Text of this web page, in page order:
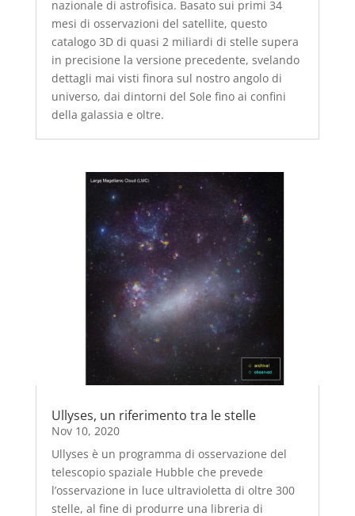
nazionale di astrofisica. Basato sui primi 34
mesi di osservazioni del satellite, questo
catalogo 3D di quasi 2 miliardi di stelle supera
in precisione la versione precedente, svelando
dettagli mai visti finora sul nostro angolo di
universo, dai dintorni del Sole fino ai confini
della galassia e oltre.
Ullyses, un riferimento tra le stelle
Nov 10, 2020
Ullyses è un programma di osservazione del
telescopio spaziale Hubble che prevede
l’osservazione in luce ultravioletta di oltre 300
stelle, al fine di produrre una libreria di